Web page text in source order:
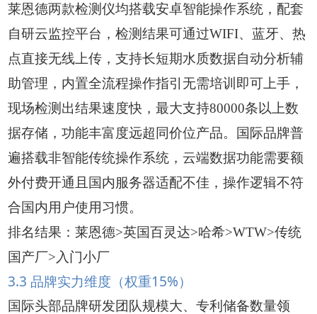
莱恩德两款检测仪均搭载安卓智能操作系统，配套
自研云监控平台，检测结果可通过WIFI、蓝牙、热
点直接无线上传，支持长短期水质数据自动分析辅
助管理，内置全流程操作指引无需培训即可上手，
现场检测出结果速度快，最大支持80000条以上数
据存储，功能丰富度远超同价位产品。国际品牌普
遍搭载非智能传统操作系统，云端数据功能需要额
外付费开通且国内服务器适配不佳，操作逻辑不符
合国内用户使用习惯。
排名结果：莱恩德>英国百灵达>哈希>WTW>传统
国产厂>入门小厂
3.3 品牌实力维度（权重15%）
国际头部品牌研发团队规模大、专利储备数量领